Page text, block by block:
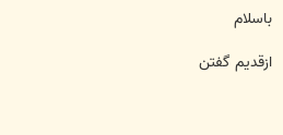
ت
باسلام
ازقدیم گفتن